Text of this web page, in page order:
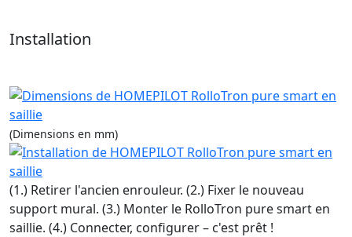
Installation
(Dimensions en mm)
(1.) Retirer l'ancien enrouleur. (2.) Fixer le nouveau
support mural. (3.) Monter le RolloTron pure smart en
saillie. (4.) Connecter, configurer – c'est prêt !